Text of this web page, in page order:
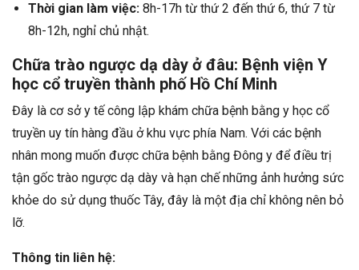
Thời gian làm việc: 8h-17h từ thứ 2 đến thứ 6, thứ 7 từ
8h-12h, nghỉ chủ nhật.
Chữa trào ngược dạ dày ở đâu: Bệnh viện Y
học cổ truyền thành phố Hồ Chí Minh
Đây là cơ sở y tế công lập khám chữa bệnh bằng y học cổ
truyền uy tín hàng đầu ở khu vực phía Nam. Với các bệnh
nhân mong muốn được chữa bệnh bằng Đông y để điều trị
tận gốc trào ngược dạ dày và hạn chế những ảnh hưởng sức
khỏe do sử dụng thuốc Tây, đây là một địa chỉ không nên bỏ
lỡ.
Thông tin liên hệ: